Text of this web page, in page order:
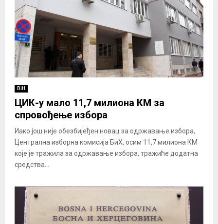
BiH
ЦИК-у мало 11,7 милиона КМ за
спровођење избора
Иако још није обезбијеђен новац за одржавање избора,
Централна изборна комисија БиХ, осим 11,7 милиона КМ
које је тражила за одржавање избора, тражиће додатна
средства...